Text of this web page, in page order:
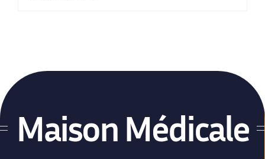
Maison Médicale